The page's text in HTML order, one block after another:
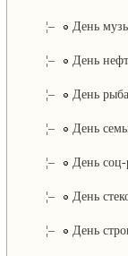
¦– День
¦– День
¦– День
¦– День
¦– День соц-
¦– День
¦– День